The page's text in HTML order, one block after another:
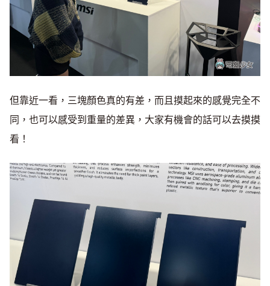
但靠近一看，三塊顏色真的有差，而且摸起來的感覺完全不
同，也可以感受到重量的差異，大家有機會的話可以去摸摸
看！